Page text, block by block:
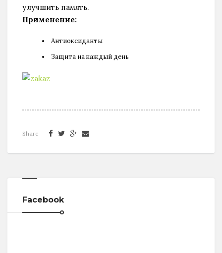
улучшить память.
Применение:
Антиоксиданты
Защита на каждый день
Share
Facebook